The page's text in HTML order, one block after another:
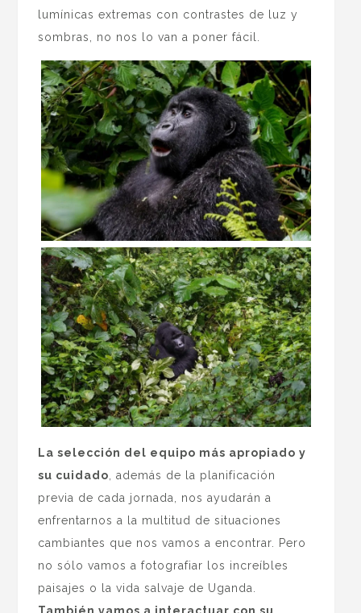
lumínicas extremas con contrastes de luz y
sombras, no nos lo van a poner fácil.
La selección del equipo más apropiado y
su cuidado , además de la planificación
previa de cada jornada, nos ayudarán a
enfrentarnos a la multitud de situaciones
cambiantes que nos vamos a encontrar. Pero
no sólo vamos a fotografiar los increíbles
paisajes o la vida salvaje de Uganda.
También vamos a interactuar con su